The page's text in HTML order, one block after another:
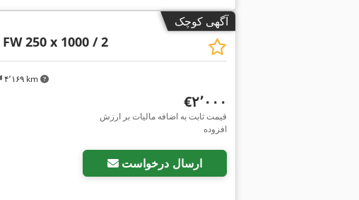
آگهی کوچک
۴٬۱۶۹ km
FW 250 x 1000 / 2
‎€۲٬۰۰۰
قیمت ثابت به اضافه مالیات بر ارزش
افزوده
ارسال درخواست